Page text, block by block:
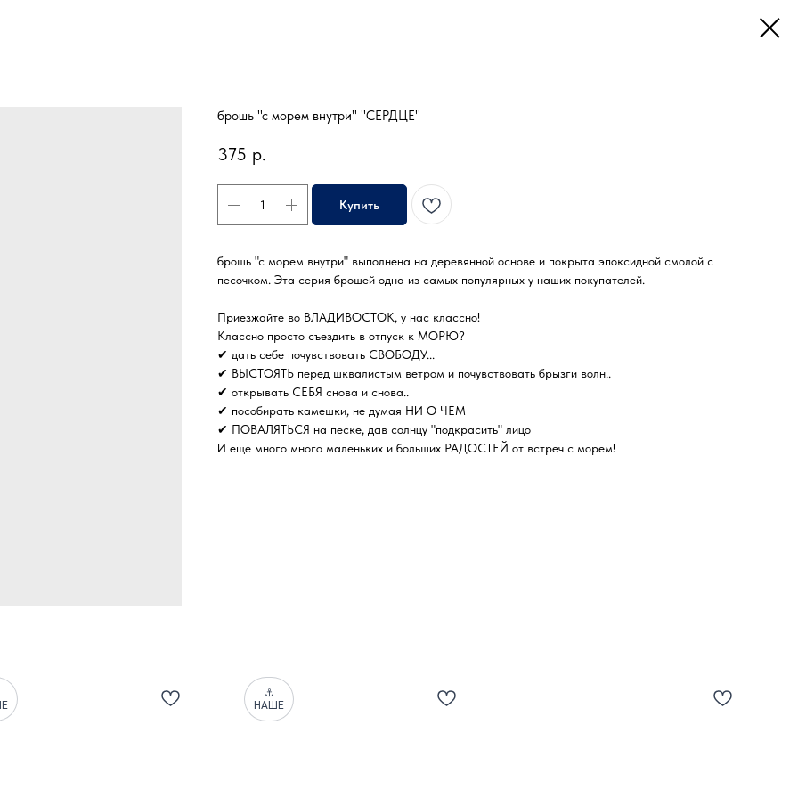
брошь "с морем внутри" "СЕРДЦЕ"
375 р.
Купить
брошь "с морем внутри" выполнена на деревянной основе и покрыта эпоксидной смолой с
песочком. Эта серия брошей одна из самых популярных у наших покупателей.
Приезжайте во ВЛАДИВОСТОК, у нас классно!
Классно просто съездить в отпуск к МОРЮ?
✔ дать себе почувствовать СВОБОДУ...
✔ ВЫСТОЯТЬ перед шквалистым ветром и почувствовать брызги волн..
✔ открывать СЕБЯ снова и снова..
✔ пособирать камешки, не думая НИ О ЧЕМ
✔ ПОВАЛЯТЬСЯ на песке, дав солнцу "подкрасить" лицо
И еще много много маленьких и больших РАДОСТЕЙ от встреч с морем!
⚓
НАШЕ